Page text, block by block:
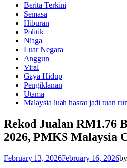
Berita Terkini
Semasa
Hiburan
Politik
Niaga
Luar Negara
Anggun
Viral
Gaya Hidup
Pengiklanan
Utama
Malaysia luah hasrat jadi tuan
Rekod Jualan RM1.76
2026, PMKS Malaysia
February 13, 2026February 16, 2026by